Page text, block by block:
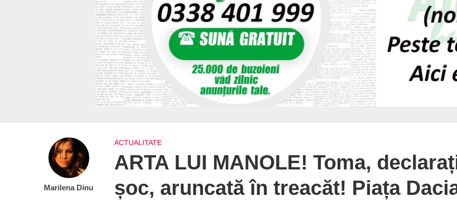
Marilena Dinu
ACTUALITATE
ARTA LUI MANOLE! Toma,
șoc, aruncată în treacăt! Piața